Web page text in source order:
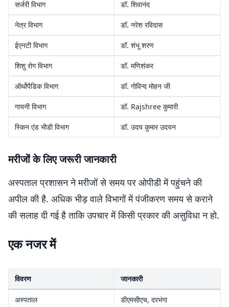
सर्जरी विभाग डॉ. शिवानंद
नेत्र विभाग डॉ. नरेश रविदास
ईएनटी विभाग डॉ. शंभू शरण
शिशु रोग विभाग डॉ. मणिशंकर
ऑर्थोपैडिक विभाग डॉ. गोविन्द मोहन जी
गायनी विभाग डॉ. Rajshree कुमारी
स्किन एंड भीडी विभाग डॉ. उदय कुमार उदयन
मरीजों के लिए जरूरी जानकारी
अस्पताल प्रशासन ने मरीजों से समय पर ओपीडी में पहुंचने की
अपील की है. अधिक भीड़ वाले विभागों में पंजीकरण समय से कराने
की सलाह दी गई है ताकि उपचार में किसी प्रकार की असुविधा न हो.
एक नजर में
विवरण जानकारी
अस्पताल डीएमसीएच, दरभंगा